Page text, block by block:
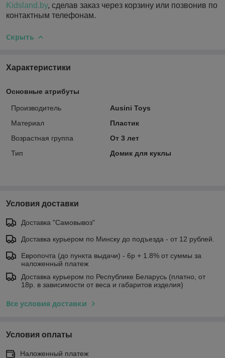
Kidsland.by, сделав заказ через корзину или позвонив по
контактным телефонам.
Скрыть
Характеристики
Основные атрибуты
Производитель
Ausini Toys
Материал
Пластик
Возрастная группа
От 3 лет
Тип
Домик для куклы
Условия доставки
Доставка "Самовывоз"
Доставка курьером по Минску до подъезда - от 12 рублей.
Европочта (до пункта выдачи) - 6р + 1.8% от суммы за
наложенный платеж
Доставка курьером по Республике Беларусь (платно, от
18р. в зависимости от веса и габаритов изделия)
Все условия доставки
Условия оплаты
Наложенный платеж